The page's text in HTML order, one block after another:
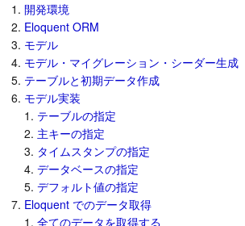
開発環境
Eloquent ORM
モデル
モデル・マイグレーション・シーダー生成
テーブルと初期データ作成
モデル実装
テーブルの指定
主キーの指定
タイムスタンプの指定
データベースの指定
デフォルト値の指定
Eloquent でのデータ取得
全てのデータを取得する